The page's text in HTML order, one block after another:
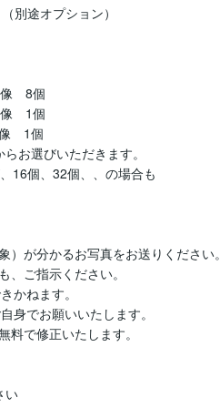
途オプション）
　8個
　1個
　1個
お選びいただきます。
16個、32個、、の場合も
が分かるお写真をお送りください。
ご指示ください。
かねます。
でお願いいたします。
で修正いたします。
い